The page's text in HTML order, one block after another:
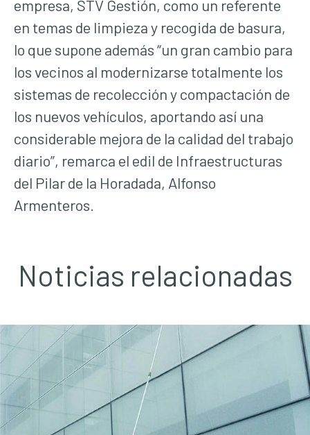
empresa, STV Gestión, como un referente
en temas de limpieza y recogida de basura,
lo que supone además “un gran cambio para
los vecinos al modernizarse totalmente los
sistemas de recolección y compactación de
los nuevos vehículos, aportando así una
considerable mejora de la calidad del trabajo
diario”, remarca el edil de Infraestructuras
del Pilar de la Horadada, Alfonso
Armenteros.
Noticias relacionadas